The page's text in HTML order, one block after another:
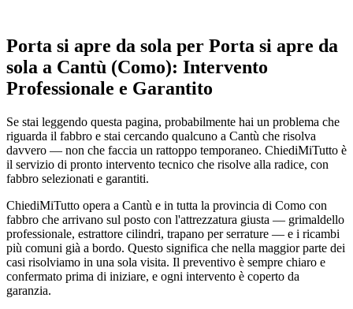
Porta si apre da sola per Porta si apre da
sola a Cantù (Como): Intervento
Professionale e Garantito
Se stai leggendo questa pagina, probabilmente hai un problema che
riguarda il fabbro e stai cercando qualcuno a Cantù che risolva
davvero — non che faccia un rattoppo temporaneo. ChiediMiTutto è
il servizio di pronto intervento tecnico che risolve alla radice, con
fabbro selezionati e garantiti.
ChiediMiTutto opera a Cantù e in tutta la provincia di Como con
fabbro che arrivano sul posto con l'attrezzatura giusta — grimaldello
professionale, estrattore cilindri, trapano per serrature — e i ricambi
più comuni già a bordo. Questo significa che nella maggior parte dei
casi risolviamo in una sola visita. Il preventivo è sempre chiaro e
confermato prima di iniziare, e ogni intervento è coperto da
garanzia.